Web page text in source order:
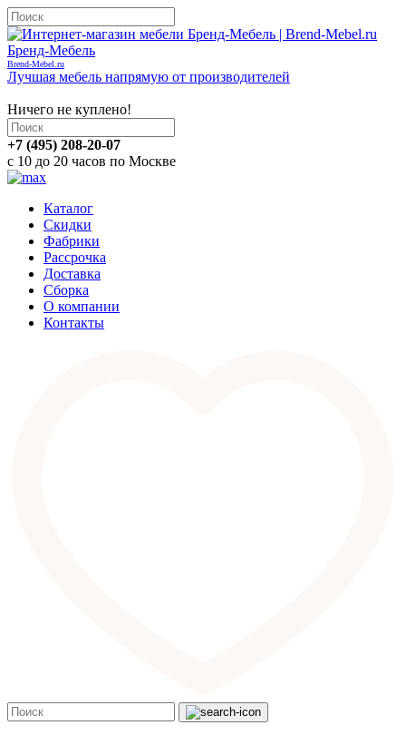
Бренд-Мебель
Brend-Mebel.ru
Лучшая мебель напрямую от производителей
Ничего не куплено!
+7 (495) 208-20-07
с 10 до 20 часов по Москве
Каталог
Скидки
Фабрики
Рассрочка
Доставка
Сборка
О компании
Контакты